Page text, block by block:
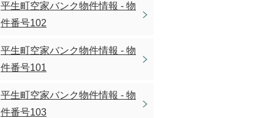
平生町空家バンク物件情報 - 物
件番号102
平生町空家バンク物件情報 - 物
件番号101
平生町空家バンク物件情報 - 物
件番号103